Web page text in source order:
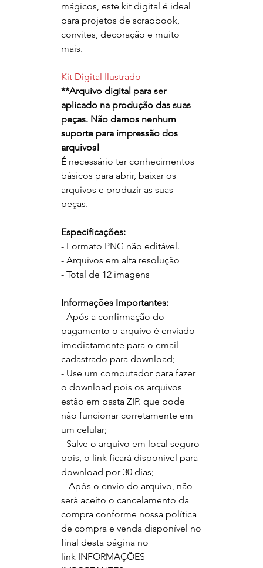
mágicos, este kit digital é ideal
para projetos de scrapbook,
convites, decoração e muito
mais.
Kit Digital Ilustrado
**Arquivo digital para ser
aplicado na produção das suas
peças. Não damos nenhum
suporte para impressão dos
arquivos!
É necessário ter conhecimentos
básicos para abrir, baixar os
arquivos e produzir as suas
peças.
Especificações:
- Formato PNG não editável.
- Arquivos em alta resolução
- Total de 12 imagens
Informações Importantes:
- Após a confirmação do
pagamento o arquivo é enviado
imediatamente para o email
cadastrado para download;
- Use um computador para fazer
o download pois os arquivos
estão em pasta ZIP. que pode
não funcionar corretamente em
um celular;
- Salve o arquivo em local seguro
pois, o link ficará disponível para
download por 30 dias;
- Após o envio do arquivo, não
será aceito o cancelamento da
compra conforme nossa política
de compra e venda disponível no
final desta página no
link INFORMAÇÕES